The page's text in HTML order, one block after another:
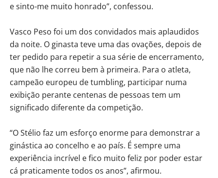
e sinto-me muito honrado”, confessou.
Vasco Peso foi um dos convidados mais aplaudidos
da noite. O ginasta teve uma das ovações, depois de
ter pedido para repetir a sua série de encerramento,
que não lhe correu bem à primeira. Para o atleta,
campeão europeu de tumbling, participar numa
exibição perante centenas de pessoas tem um
significado diferente da competição.
“O Stélio faz um esforço enorme para demonstrar a
ginástica ao concelho e ao país. É sempre uma
experiência incrível e fico muito feliz por poder estar
cá praticamente todos os anos”, afirmou.